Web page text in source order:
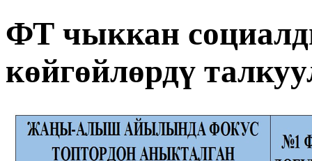
ФТ чыккан
көйгөйлөрдү